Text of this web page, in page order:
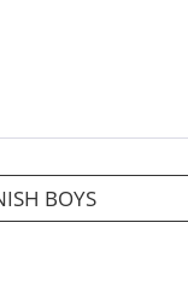
BOYS